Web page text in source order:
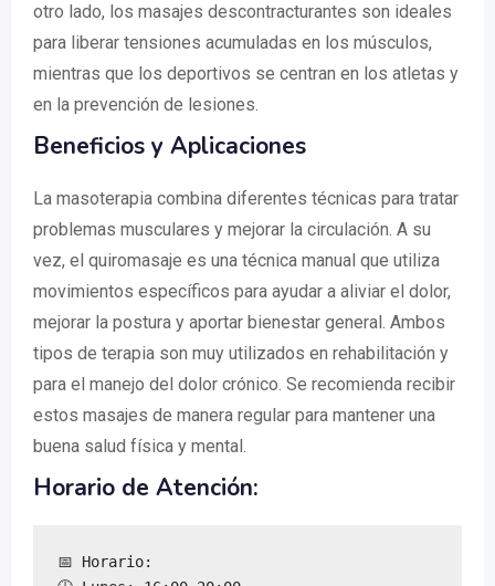
otro lado, los masajes descontracturantes son ideales
para liberar tensiones acumuladas en los músculos,
mientras que los deportivos se centran en los atletas y
en la prevención de lesiones.
Beneficios y Aplicaciones
La masoterapia combina diferentes técnicas para tratar
problemas musculares y mejorar la circulación. A su
vez, el quiromasaje es una técnica manual que utiliza
movimientos específicos para ayudar a aliviar el dolor,
mejorar la postura y aportar bienestar general. Ambos
tipos de terapia son muy utilizados en rehabilitación y
para el manejo del dolor crónico. Se recomienda recibir
estos masajes de manera regular para mantener una
buena salud física y mental.
Horario de Atención:
📅 Horario: